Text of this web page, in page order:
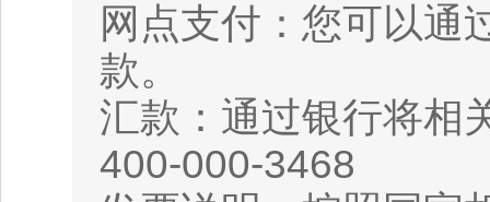
网点支付：您可以通
款。
汇款：通过银行将相
400-000-3468